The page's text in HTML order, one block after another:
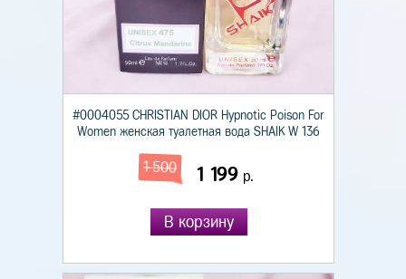
#0004055 CHRISTIAN DIOR Hypnotic Poison For
Women женская туалетная вода SHAIK W 136
1 500 1 199 р.
В корзину